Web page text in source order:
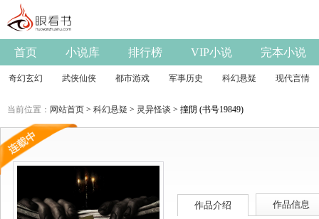
首页 小说库 排行榜 VIP小说 完本小说
奇幻玄幻 武侠仙侠 都市游戏 军事历史 科幻悬疑 现代言情
当前位置： 网站首页 > 科幻悬疑 > 灵异怪谈 > 撞阴 (书号19849)
作品介绍 作品信息